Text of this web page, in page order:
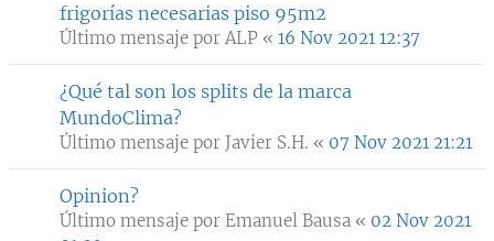
frigorías necesarias piso 95m2
Último mensaje por ALP « 16 Nov 2021 12:37
¿Qué tal son los splits de la marca
MundoClima?
Último mensaje por Javier S.H. « 07 Nov 2021 21:21
Opinion?
Último mensaje por Emanuel Bausa « 02 Nov 2021